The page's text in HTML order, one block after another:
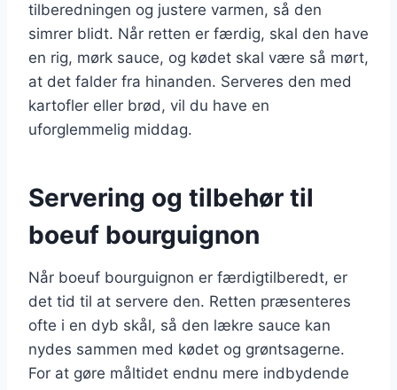
tilberedningen og justere varmen, så den
simrer blidt. Når retten er færdig, skal den have
en rig, mørk sauce, og kødet skal være så mørt,
at det falder fra hinanden. Serveres den med
kartofler eller brød, vil du have en
uforglemmelig middag.
Servering og tilbehør til
boeuf bourguignon
Når boeuf bourguignon er færdigtilberedt, er
det tid til at servere den. Retten præsenteres
ofte i en dyb skål, så den lækre sauce kan
nydes sammen med kødet og grøntsagerne.
For at gøre måltidet endnu mere indbydende